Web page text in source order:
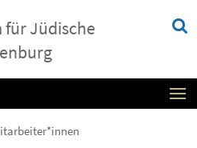
für Jüdische